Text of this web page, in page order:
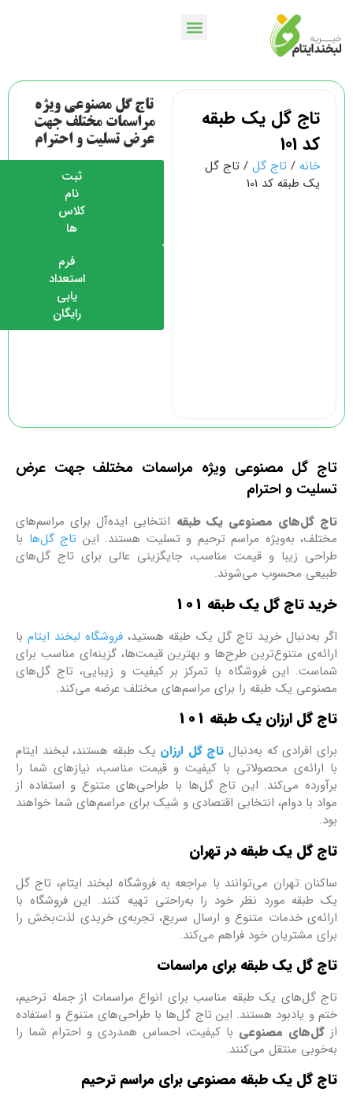
تاج گل یک طبقه
/تاج گل/ تاج گل
یک طبقه کد 101
تاج گل مصنوعی ویژه
مراسمات مختلف جهت
عرض تسلیت و احترام
استعداد
گل مصنوعی ویژه مراسمات مختلف جهت عرض
و احترام
گل‌های مصنوعی یک طبقه انتخابی ایده‌آل برای مراسم‌های
به‌ویژه مراسم ترحیم و تسلیت هستند. این تاج گل‌ها با
زیبا و قیمت مناسب، جایگزینی عالی برای تاج گل‌های
محسوب می‌شوند.
تاج گل یک طبقه 101
به‌دنبال خرید تاج گل یک طبقه هستید،فروشگاه لبخند ایتامبا
متنوع‌ترین طرح‌ها و بهترین قیمت‌ها، گزینه‌ای مناسب برای
این فروشگاه با تمرکز بر کیفیت و زیبایی، تاج گل‌های
یک طبقه را برای مراسم‌های مختلف عرضه می‌کند.
گل ارزان یک طبقه 101
افرادی که به‌دنبالتاج گل ارزانیک طبقه هستند، لبخند ایتام
محصولاتی با کیفیت و قیمت مناسب، نیازهای شما را
می‌کند. این تاج گل‌ها با طراحی‌های متنوع و استفاده از
با دوام، انتخابی اقتصادی و شیک برای مراسم‌های شما خواهند
گل یک طبقه در تهران
تهران می‌توانند با مراجعه به فروشگاه لبخند ایتام، تاج گل
مورد نظر خود را به‌راحتی تهیه کنند. این فروشگاه با
خدمات متنوع و ارسال سریع، تجربه‌ی خریدی لذت‌بخش را
مشتریان خود فراهم می‌کند.
گل یک طبقه برای مراسمات
گل‌های یک طبقه مناسب برای انواع مراسمات از جمله ترحیم،
و یادبود هستند. این تاج گل‌ها با طراحی‌های متنوع و استفاده
گل‌های مصنوعیبا کیفیت، احساس همدردی و احترام شما را
منتقل می‌کنند.
گل یک طبقه مصنوعی برای مراسم ترحیم